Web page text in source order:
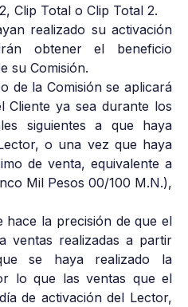
Clip Total o Clip Total 2.
realizado su activación
obtener el beneficio
su Comisión.
de la Comisión se aplicará
Cliente ya sea durante los
siguientes a que haya
o una vez que haya
de venta, equivalente a
Mil Pesos 00/100 M.N.),
hace la precisión de que el
ventas realizadas a partir
se haya realizado la
lo que las ventas que el
de activación del Lector,